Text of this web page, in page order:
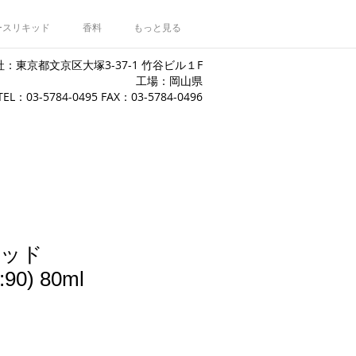
リキッド 香料 もっと見る
：東京都文京区大塚3-37-1 竹谷ビル１F
工場：岡山県
：03-5784-0495 FAX：03-5784-0496
ド
80ml